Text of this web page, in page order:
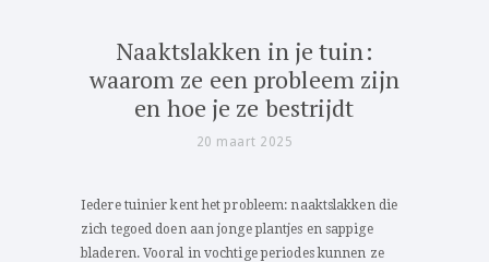
Naaktslakken in je tuin:
waarom ze een probleem zijn
en hoe je ze bestrijdt
20 maart 2025
Iedere tuinier kent het probleem: naaktslakken die
zich tegoed doen aan jonge plantjes en sappige
bladeren. Vooral in vochtige periodes kunnen ze